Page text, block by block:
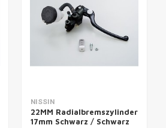
Zusatzinformation
NISSIN
22MM Radialbremszylinder
17mm Schwarz / Schwarz